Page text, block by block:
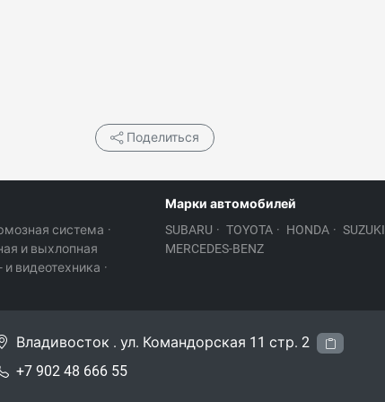
Поделиться
система ·
и выхлопная
и видеотехника ·
Марки автомобилей
SUBARU · TOYOTA · HONDA · SUZUKI
MERCEDES-BENZ
Владивосток . ул. Командорская 11 стр. 2
+7 902 48 666 55